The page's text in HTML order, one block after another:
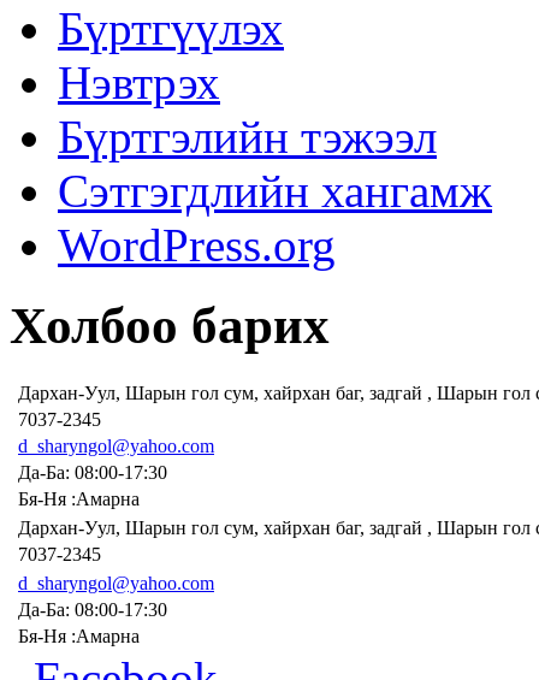
Бүртгүүлэх
Нэвтрэх
Бүртгэлийн тэжээл
Сэтгэгдлийн хангамж
WordPress.org
Холбоо барих
Дархан-Уул, Шарын гол сум, хайрхан баг, задгай , Шарын
7037-2345
d_sharyngol@yahoo.com
Да-Ба: 08:00-17:30
Бя-Ня :Амарна
Дархан-Уул, Шарын гол сум, хайрхан баг, задгай , Шарын
7037-2345
d_sharyngol@yahoo.com
Да-Ба: 08:00-17:30
Бя-Ня :Амарна